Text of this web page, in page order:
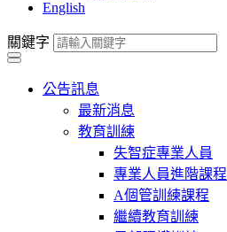
English
關鍵字
公告訊息
最新消息
教育訓練
失智症專業人員
專業人員進階課程
A個管訓練課程
繼續教育訓練